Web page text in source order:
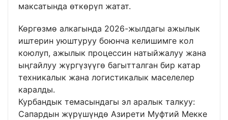
максатында өткөрүп жатат.
Көргөзмө алкагында 2026-жылдагы ажылык
иштерин уюштуруу боюнча келишимге кол
коюлуп, ажылык процессин натыйжалуу жана
ыңгайлуу жүргүзүүгө багытталган бир катар
техникалык жана логистикалык маселелер
каралды.
Курбандык темасындагы эл аралык талкуу:
Сапардын жүрүшүндө Азирети Муфтий Мекке